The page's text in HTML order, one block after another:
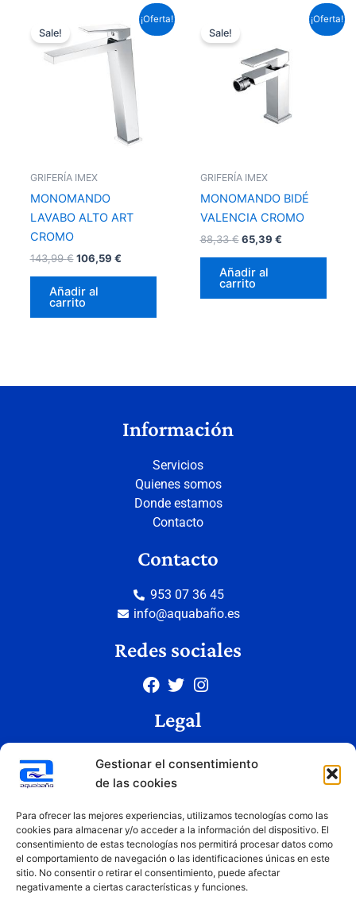
Gestionar el consentimiento
de las cookies
Para ofrecer las mejores experiencias, utilizamos tecnologías como las
cookies para almacenar y/o acceder a la información del dispositivo. El
consentimiento de estas tecnologías nos permitirá procesar datos como
el comportamiento de navegación o las identificaciones únicas en este
sitio. No consentir o retirar el consentimiento, puede afectar
negativamente a ciertas características y funciones.
¡Oferta!
Sale!
GRIFERÍA IMEX
MONOMANDO
LAVABO ALTO ART
CROMO
143,99€
precio
original
era:
143,99 €.
106,59 €
precio
actual
es:
106,59 €.
Añadir al
carrito
¡Oferta!
Sale!
GRIFERÍA IMEX
MONOMANDO BIDÉ
VALENCIA CROMO
88,33€
era:
88,33 €.
65,39 €
precio
es:
65,39 €.
Añadir al
carrito
Información
Servicios
Quienes somos
Donde estamos
Contacto
Contacto
953 07 36 45
info@aquabaño.es
Redes sociales
Legal
Política de privacidad
Condiciones de uso
Copyright © 2026 Aquabaño | Todos los derechos reservados
Diseñado porInnovation Studio